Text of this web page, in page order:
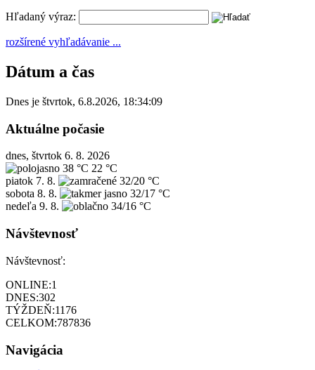
Hľadaný výraz:
rozšírené vyhľadávanie ...
Dátum a čas
Dnes je štvrtok, 6.8.2026, 18:34:09
Aktuálne počasie
dnes, štvrtok 6. 8. 2026
38 °C 22 °C
piatok 7. 8.
32/20 °C
sobota 8. 8.
32/17 °C
nedeľa 9. 8. 34/16 °C
Návštevnosť
Návštevnosť:
ONLINE:1
DNES:302
TÝŽDEŇ:1176
CELKOM:787836
Navigácia